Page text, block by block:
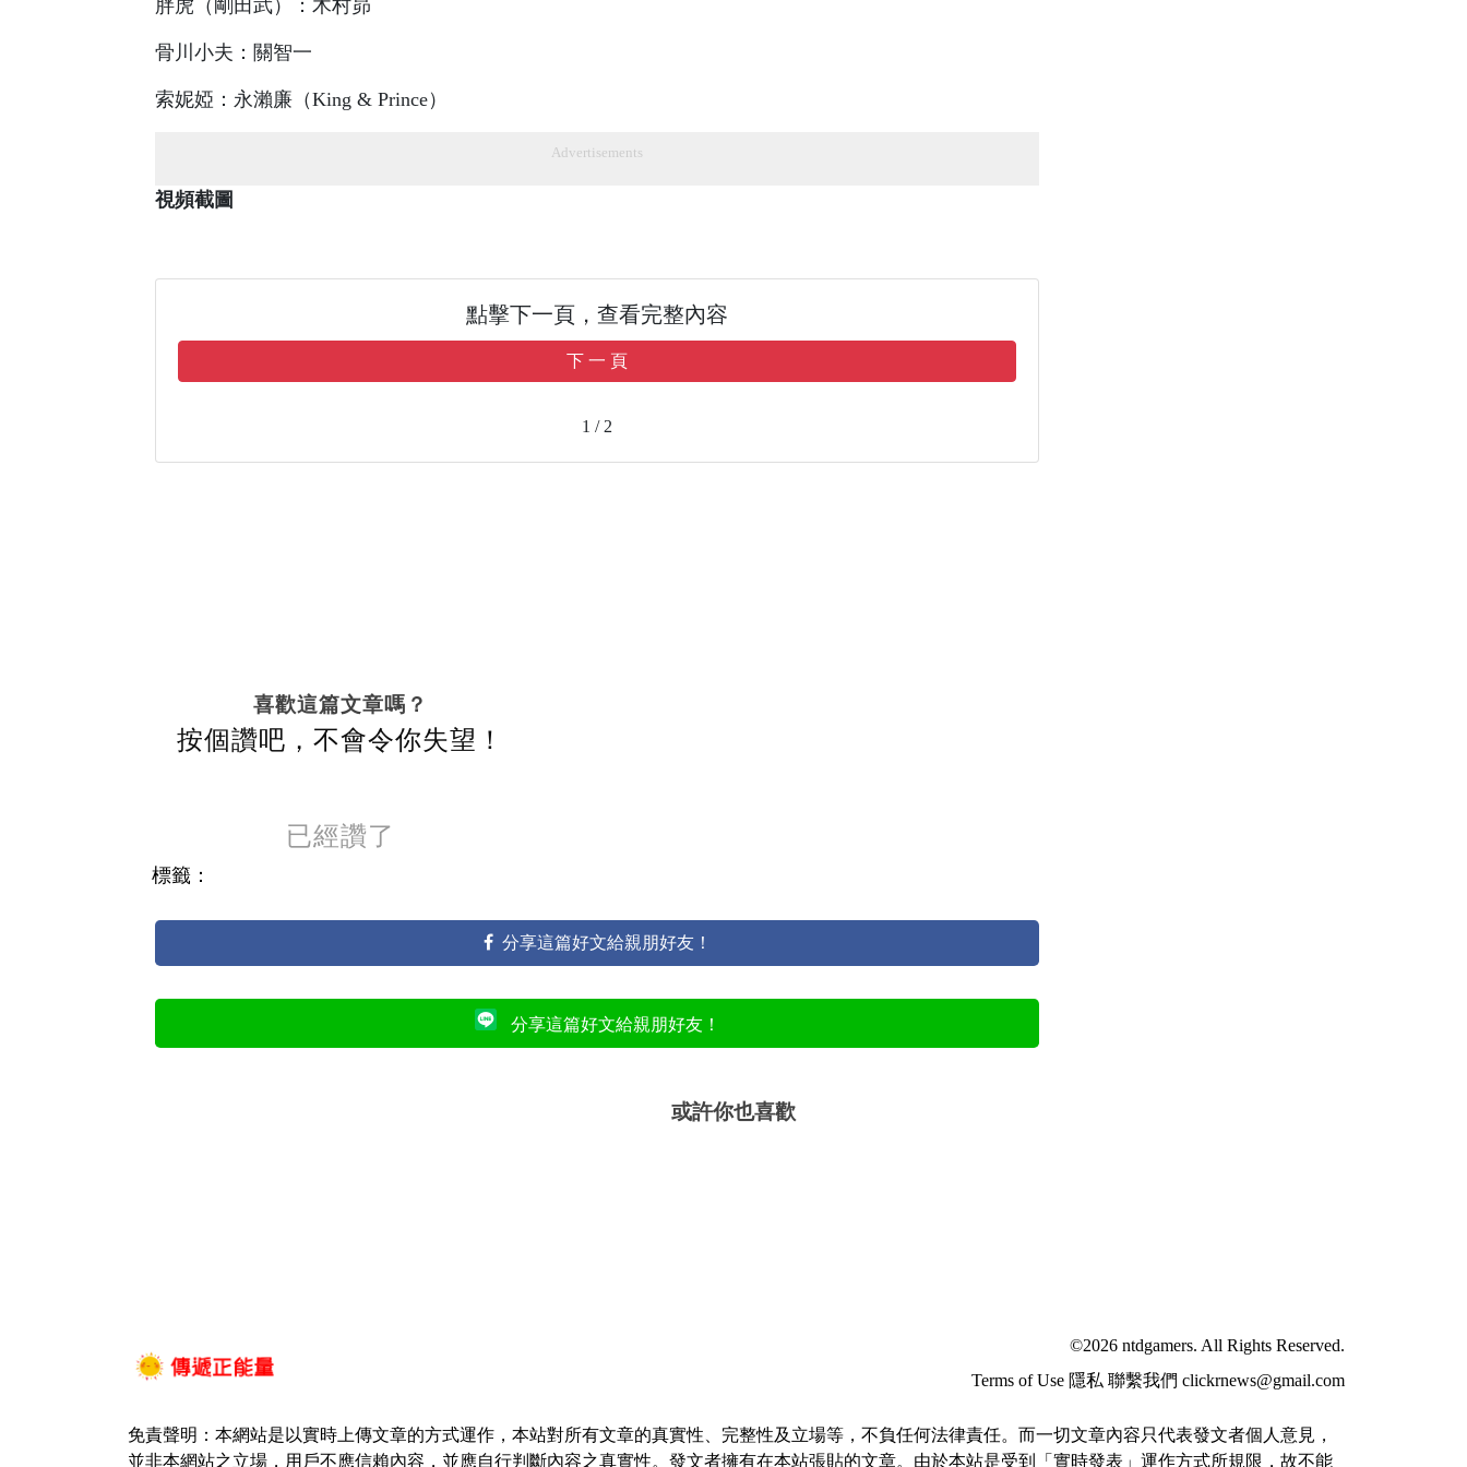
胖虎（剛田武）：木村昴
骨川小夫：關智一
索妮婭：永瀨廉（King & Prince）
Advertisements
視頻截圖
點擊下一頁，查看完整內容
下 一 頁
1 / 2
喜歡這篇文章嗎？
按個讚吧，不會令你失望！
已經讚了
標籤：
分享這篇好文給親朋好友！
分享這篇好文給親朋好友！
或許你也喜歡
©2026 ntdgamers. All Rights Reserved.
Terms of Use 隱私 聯繫我們 clickrnews@gmail.com
免責聲明：本網站是以實時上傳文章的方式運作，本站對所有文章的真實性、完整性及立場等，不負任何法律責任。而一切文章內容只代表發文者個人意見，
並非本網站之立場，用戶不應信賴內容，並應自行判斷內容之真實性。發文者擁有在本站張貼的文章。由於本站是受到「實時發表」運作方式所規限，故不能